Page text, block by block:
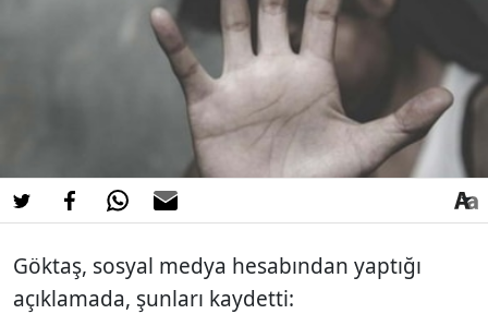
Göktaş, sosyal medya hesabından yaptığı
açıklamada, şunları kaydetti: